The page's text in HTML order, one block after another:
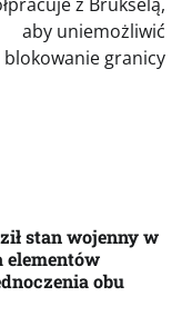
aby uniemożliwić
blokowanie granicy
stan wojenny w
elementów
obu